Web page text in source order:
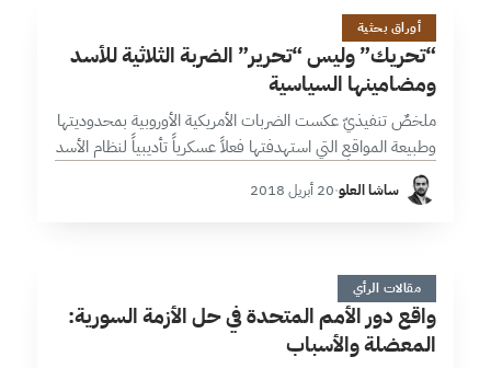
&
16 دقائق
أوراق بحثية
“تحريك” وليس “تحرير” الضربة الثلاثية للأسد
ومضامينها السياسية
ملخصٌ تنفيذيّ عكست الضربات الأمريكية الأوروبية بمحدوديتها
وطبيعة المواقع التي استهدفتها فعلاً عسكرياً تأديبياً لنظام الأسد
أكثر منه تدميرياً، إذ يبدو أن المضامين السياسية للضربة تجاوزت
نظام الأسد، والذي بدا…
ساشا العلو·20 أبريل 2018
و
16 دقائق
مقالات الرأي
واقع دور الأمم المتحدة في حل الأزمة السورية:
المعضلة والأسباب